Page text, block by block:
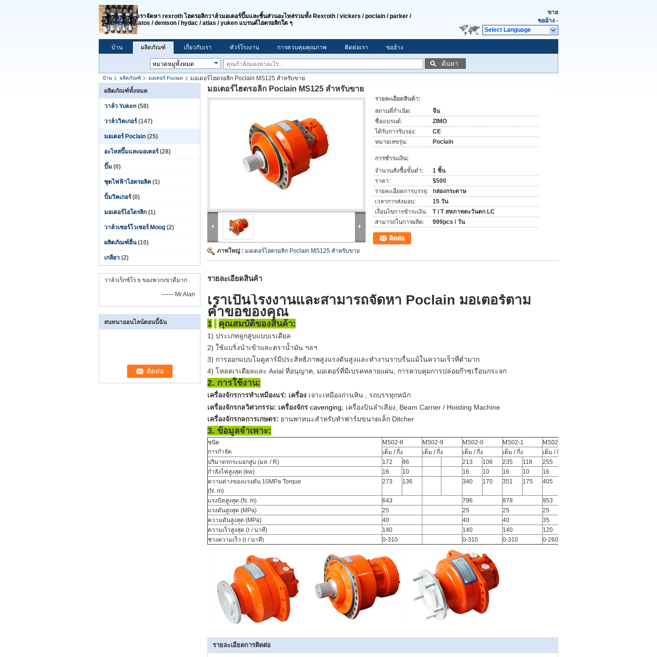
เราจัดหา rexroth ไฮดรอลิกวาล์วมอเตอร์ปั๊มและชิ้นส่วนอะไหล่รวมทั้ง Rexroth / vickers / poclain / parker /
atos / denison / hydac / atlas / yuken แบรนด์ไฮดรอลิกใด ๆ
ขาย
ขออ้าง -
Select Language
บ้าน ผลิตภัณฑ์ เกี่ยวกับเรา ทัวร์โรงงาน การควบคุมคุณภาพ ติดต่อเรา ขออ้าง
ค้นหา
บ้าน ผลิตภัณฑ์ มอเตอร์ Poclain
มอเตอร์ไฮดรอลิก Poclain MS125 สำหรับขาย
ผลิตภัณฑ์ทั้งหมด
วาล์ว Yuken (58)
วาล์ววิคเกอร์ (147)
มอเตอร์ Poclain (25)
อะไหล่ปั๊มและมอเตอร์ (28)
ปั๊ม (0)
ชุดไฟฟ้าไฮดรอลิค (1)
ปั้มวิคเกอร์ (0)
มอเตอร์ไฮโดรลิก (1)
วาล์วเซอร์โวเซอร์ Moog (2)
ผลิตภัณฑ์อื่น (10)
เกลียว (2)
วาล์วเร็กซ์โร ธ ของพวกเขาดีมาก
—— Mr.Alan
สนทนาออนไลน์ตอนนี้ฉัน
มอเตอร์ไฮดรอลิก Poclain MS125 สำหรับขาย
ภาพใหญ่ : มอเตอร์ไฮดรอลิก Poclain MS125 สำหรับขาย
รายละเอียดสินค้า:
สถานที่กำเนิด:
จีน
ชื่อแบรนด์:
ZIMO
ได้รับการรับรอง:
CE
หมายเลขรุ่น:
Poclain
การชำระเงิน:
จำนวนสั่งซื้อขั้นต่ำ:
1 ชิ้น
ราคา:
$500
รายละเอียดการบรรจุ:
กล่องกระดาษ
เวลาการส่งมอบ:
15 วัน
เงื่อนไขการชำระเงิน:
T / T สหภาพตะวันตก LC
สามารถในการผลิต:
999pcs / วัน
ติดต่อ
รายละเอียดสินค้า
เราเป็นโรงงานและสามารถจัดหา Poclain มอเตอร์ตาม
คำขอของคุณ
1 คุณสมบัติของสินค้า:
1) ประเภทลูกสูบแบบเรเดียล
2) ใช้แบริ่งนำเข้าและตราน้ำมัน ฯลฯ
3) การออกแบบโมดูลาร์มีประสิทธิภาพสูงแรงดันสูงและทำงานราบรื่นแม้ในความเร็วที่ต่ำมาก
4) โหลดเรเดียลและ Axial ที่อนุญาต, มอเตอร์ที่มีเบรคหลายแผ่น, การควบคุมการปล่อยก๊าซเรือนกระจก
2. การใช้งาน:
เครื่องจักรการทำเหมืองแร่: เครื่อง เจาะเหมืองถ่านหิน รถบรรทุกหนัก
เครื่องจักรกลวิศวกรรม: เครื่องจักร cavenging,
เครื่องบินลำเลียง, Beam Carrier / Hoisting Machine
เครื่องจักรกลการเกษตร: ยานพาหนะสำหรับทำฟาร์มขนาดเล็ก Ditcher
3. ข้อมูลจำเพาะ:
ชนิด
การกำจัด
MS02-8 MS02-9 MS02-0 MS02-1
MS02-2
เต็ม / กึ่ง
เต็ม / กึ่ง เต็ม / กึ่ง เต็ม / กึ่ง
เต็ม / กึ่ง
ปริมาตรกระบอกสูบ (มล. / R)
172 86 213 106 235 118 255
กำลังไฟสูงสุด (kw)
16 10 16 10 16 10 16
ความต่างของแรงดัน 10MPa Torque
(N. m)
273 136 340 170 351 175 405
แรงบิดสูงสุด (N. m) 643 796 878
953
แรงดันสูงสุด (MPa)
25 25 25
25
ความดันสูงสุด (MPa)
40 40 40
35
ความเร็วสูงสุด (r / นาที)
140 140 140
120
ช่วงความเร็ว (r / นาที)
0-310 0-310 0-310 0-260
รายละเอียดการติดต่อ